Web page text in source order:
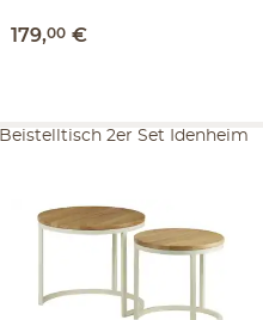
179,00 €
Beistelltisch 2er Set Idenheim